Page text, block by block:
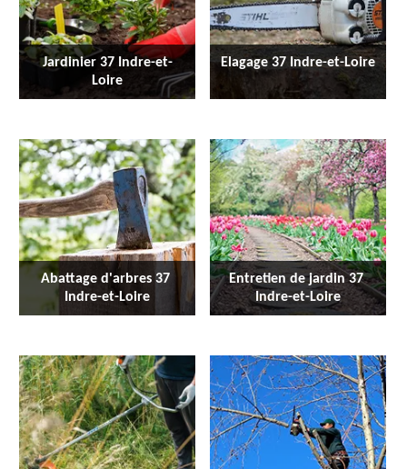
Jardinier 37 Indre-et-
Loire
Elagage 37 Indre-et-Loire
Abattage d'arbres 37
Indre-et-Loire
Entretien de jardin 37
Indre-et-Loire